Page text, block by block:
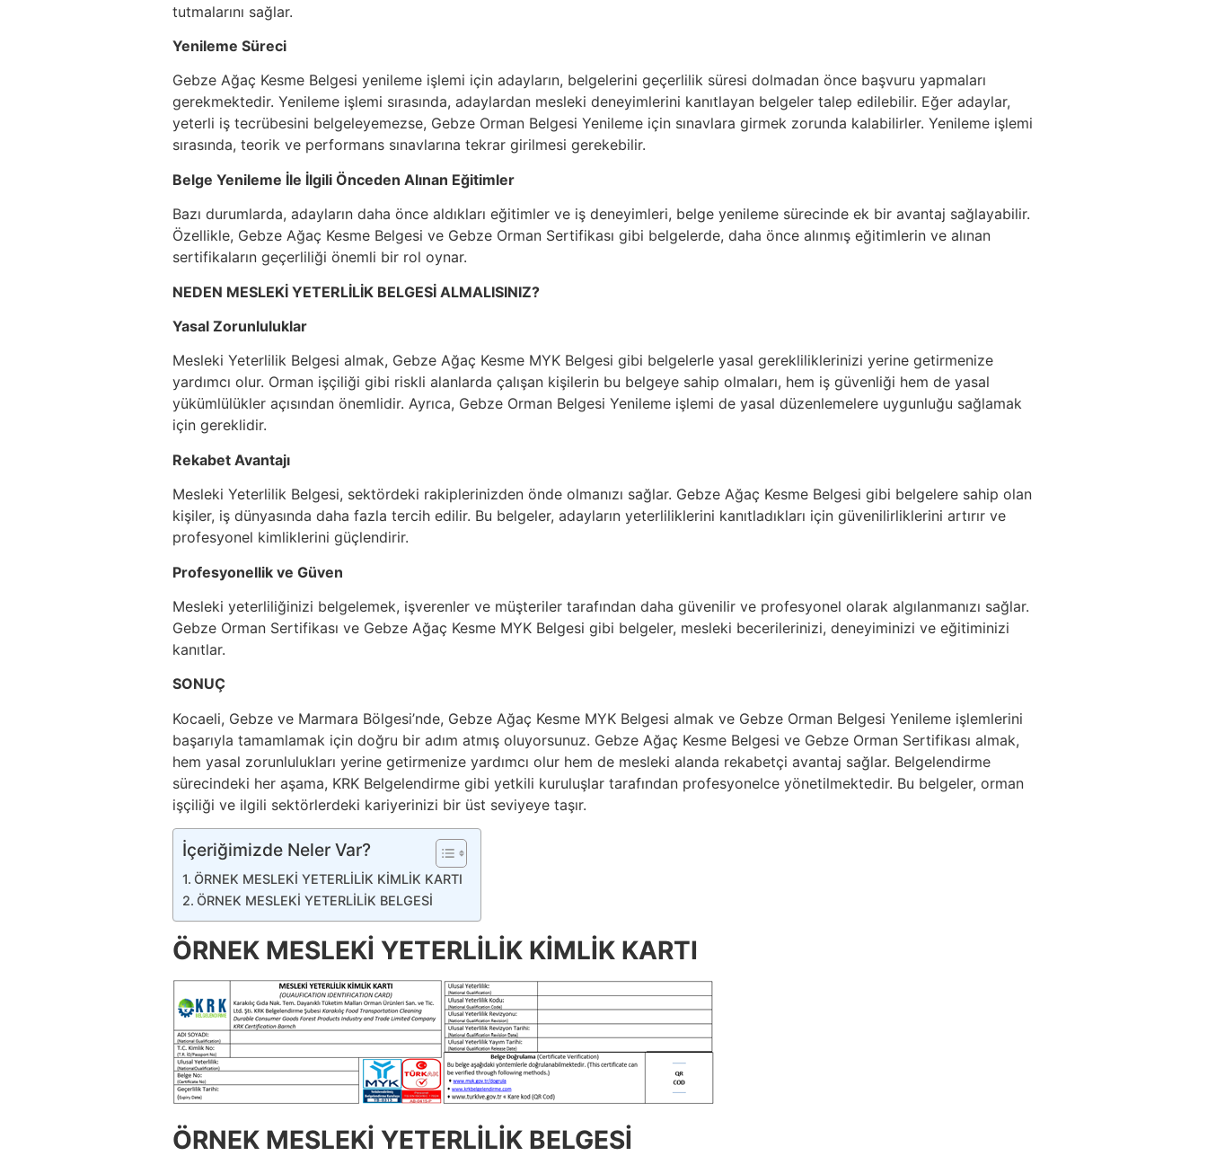
tutmalarını sağlar.
Yenileme Süreci
Gebze Ağaç Kesme Belgesi yenileme işlemi için adayların, belgelerini geçerlilik süresi dolmadan önce başvuru yapmaları
gerekmektedir. Yenileme işlemi sırasında, adaylardan mesleki deneyimlerini kanıtlayan belgeler talep edilebilir. Eğer adaylar,
yeterli iş tecrübesini belgeleyemezse, Gebze Orman Belgesi Yenileme için sınavlara girmek zorunda kalabilirler. Yenileme işlemi
sırasında, teorik ve performans sınavlarına tekrar girilmesi gerekebilir.
Belge Yenileme İle İlgili Önceden Alınan Eğitimler
Bazı durumlarda, adayların daha önce aldıkları eğitimler ve iş deneyimleri, belge yenileme sürecinde ek bir avantaj sağlayabilir.
Özellikle, Gebze Ağaç Kesme Belgesi ve Gebze Orman Sertifikası gibi belgelerde, daha önce alınmış eğitimlerin ve alınan
sertifikaların geçerliliği önemli bir rol oynar.
NEDEN MESLEKİ YETERLİLİK BELGESİ ALMALISINIZ?
Yasal Zorunluluklar
Mesleki Yeterlilik Belgesi almak, Gebze Ağaç Kesme MYK Belgesi gibi belgelerle yasal gerekliliklerinizi yerine getirmenize
yardımcı olur. Orman işçiliği gibi riskli alanlarda çalışan kişilerin bu belgeye sahip olmaları, hem iş güvenliği hem de yasal
yükümlülükler açısından önemlidir. Ayrıca, Gebze Orman Belgesi Yenileme işlemi de yasal düzenlemelere uygunluğu sağlamak
için gereklidir.
Rekabet Avantajı
Mesleki Yeterlilik Belgesi, sektördeki rakiplerinizden önde olmanızı sağlar. Gebze Ağaç Kesme Belgesi gibi belgelere sahip olan
kişiler, iş dünyasında daha fazla tercih edilir. Bu belgeler, adayların yeterliliklerini kanıtladıkları için güvenilirliklerini artırır ve
profesyonel kimliklerini güçlendirir.
Profesyonellik ve Güven
Mesleki yeterliliğinizi belgelemek, işverenler ve müşteriler tarafından daha güvenilir ve profesyonel olarak algılanmanızı sağlar.
Gebze Orman Sertifikası ve Gebze Ağaç Kesme MYK Belgesi gibi belgeler, mesleki becerilerinizi, deneyiminizi ve eğitiminizi
kanıtlar.
SONUÇ
Kocaeli, Gebze ve Marmara Bölgesi’nde, Gebze Ağaç Kesme MYK Belgesi almak ve Gebze Orman Belgesi Yenileme işlemlerini
başarıyla tamamlamak için doğru bir adım atmış oluyorsunuz. Gebze Ağaç Kesme Belgesi ve Gebze Orman Sertifikası almak,
hem yasal zorunlulukları yerine getirmenize yardımcı olur hem de mesleki alanda rekabetçi avantaj sağlar. Belgelendirme
sürecindeki her aşama, KRK Belgelendirme gibi yetkili kuruluşlar tarafından profesyonelce yönetilmektedir. Bu belgeler, orman
işçiliği ve ilgili sektörlerdeki kariyerinizi bir üst seviyeye taşır.
İçeriğimizde Neler Var?
ÖRNEK MESLEKİ YETERLİLİK KİMLİK KARTI
ÖRNEK MESLEKİ YETERLİLİK BELGESİ
ÖRNEK MESLEKİ YETERLİLİK KİMLİK KARTI
ÖRNEK MESLEKİ YETERLİLİK BELGESİ